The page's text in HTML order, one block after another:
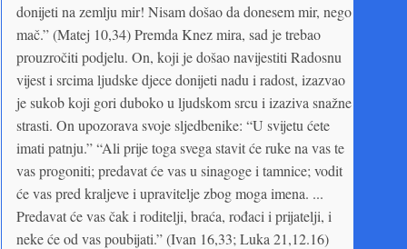
donijeti na zemlju mir! Nisam došao da donesem mir, nego
mač.” (Matej 10,34) Premda Knez mira, sad je trebao
prouzročiti podjelu. On, koji je došao navijestiti Radosnu
vijest i srcima ljudske djece donijeti nadu i radost, izazvao
je sukob koji gori duboko u ljudskom srcu i izaziva snažne
strasti. On upozorava svoje sljedbenike: “U svijetu ćete
imati patnju.” “Ali prije toga svega stavit će ruke na vas te
vas progoniti; predavat će vas u sinagoge i tamnice; vodit
će vas pred kraljeve i upravitelje zbog moga imena. ...
Predavat će vas čak i roditelji, braća, rođaci i prijatelji, i
neke će od vas poubijati.” (Ivan 16,33; Luka 21,12.16)